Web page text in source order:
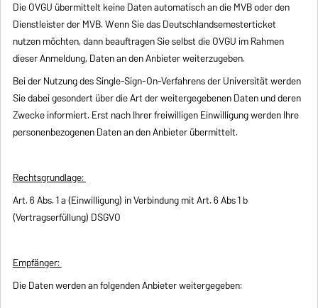
Die OVGU übermittelt keine Daten automatisch an die MVB oder den
Dienstleister der MVB. Wenn Sie das Deutschlandsemesterticket
nutzen möchten, dann beauftragen Sie selbst die OVGU im Rahmen
dieser Anmeldung, Daten an den Anbieter weiterzugeben.
Bei der Nutzung des Single-Sign-On-Verfahrens der Universität werden
Sie dabei gesondert über die Art der weitergegebenen Daten und deren
Zwecke informiert. Erst nach Ihrer freiwilligen Einwilligung werden Ihre
personenbezogenen Daten an den Anbieter übermittelt.
Rechtsgrundlage:
Art. 6 Abs. 1 a (Einwilligung) in Verbindung mit Art. 6 Abs 1 b
(Vertragserfüllung) DSGVO
Empfänger:
Die Daten werden an folgenden Anbieter weitergegeben: